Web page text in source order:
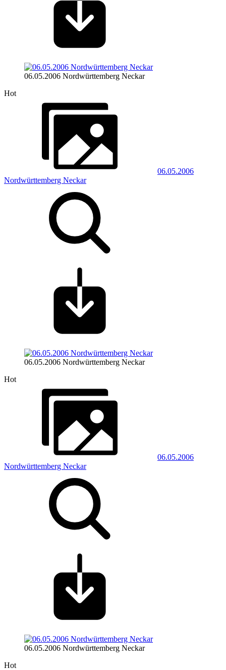
06.05.2006 Nordwürttemberg Neckar
Hot
06.05.2006
Nordwürttemberg Neckar
06.05.2006 Nordwürttemberg Neckar
Hot
06.05.2006
Nordwürttemberg Neckar
06.05.2006 Nordwürttemberg Neckar
Hot